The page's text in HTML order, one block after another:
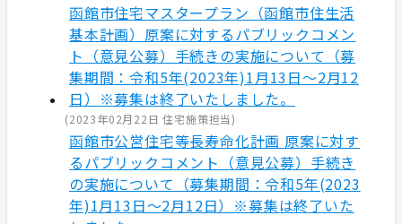
函館市住宅マスタープラン（函館市住生活
基本計画）原案に対するパブリックコメン
ト（意見公募）手続きの実施について（募
集期間：令和5年(2023年)1月13日～2月12
日）※募集は終了いたしました。
(2023年02月22日 住宅施策担当)
函館市公営住宅等長寿命化計画 原案に対す
るパブリックコメント（意見公募）手続き
の実施について（募集期間：令和5年(2023
年)1月13日～2月12日）※募集は終了いた